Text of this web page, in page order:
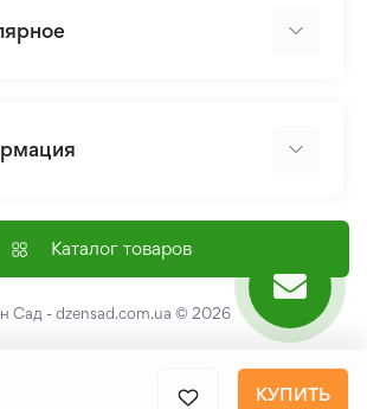
КУПИТЬ
Каталог товаров
Сад - dzensad.com.ua © 2026